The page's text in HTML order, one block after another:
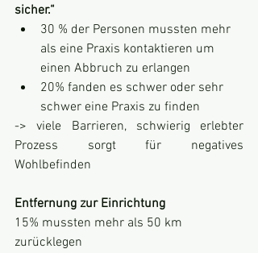
sicher.“
30 % der Personen mussten mehr
als eine Praxis kontaktieren um
einen Abbruch zu erlangen
20% fanden es schwer oder sehr
schwer eine Praxis zu finden
-> viele Barrieren, schwierig erlebter
Prozess sorgt für negatives
Wohlbefinden
Entfernung zur Einrichtung
15% mussten mehr als 50 km
zurücklegen